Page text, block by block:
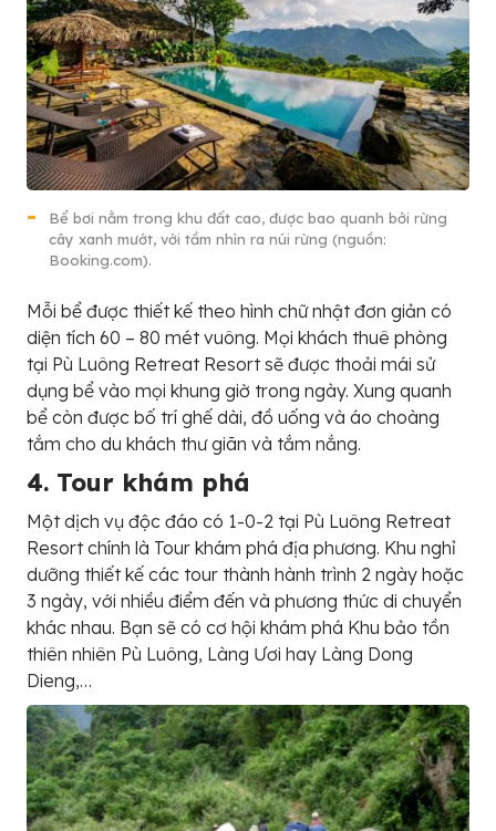
Bể bơi nằm trong khu đất cao, được bao quanh bởi rừng
cây xanh mướt, với tầm nhìn ra núi rừng (nguồn:
Booking.com).
Mỗi bể được thiết kế theo hình chữ nhật đơn giản có
diện tích 60 – 80 mét vuông. Mọi khách thuê phòng
tại Pù Luông Retreat Resort sẽ được thoải mái sử
dụng bể vào mọi khung giờ trong ngày. Xung quanh
bể còn được bố trí ghế dài, đồ uống và áo choàng
tắm cho du khách thư giãn và tắm nắng.
4. Tour khám phá
Một dịch vụ độc đáo có 1-0-2 tại Pù Luông Retreat
Resort chính là Tour khám phá địa phương. Khu nghỉ
dưỡng thiết kế các tour thành hành trình 2 ngày hoặc
3 ngày, với nhiều điểm đến và phương thức di chuyển
khác nhau. Bạn sẽ có cơ hội khám phá Khu bảo tồn
thiên nhiên Pù Luông, Làng Ươi hay Làng Dong
Dieng,…